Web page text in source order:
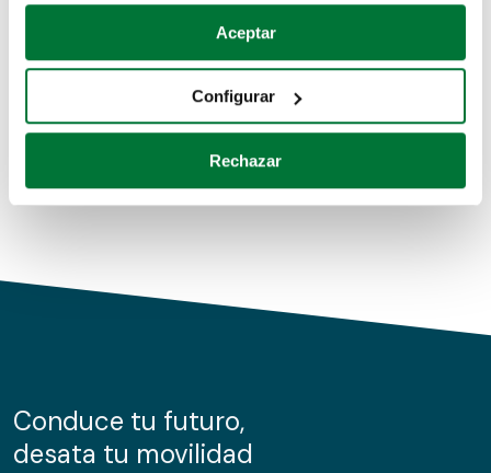
Si lo permite, también quisiéramos:
Recopilar información sobre su ubicación geográfica
Identificar su dispositivo analizándolo activamente
para buscar características específicas (huellas
Obtenga más información sobre cómo se procesan sus
de cookies.
información sobre el uso que haga del sitio web con
nuestros partners de redes sociales, publicidad y análisis
Aceptar
Configurar
Rechazar
Coches de segunda mano
Coches de km0
Conduce tu futuro,
desata tu movilidad